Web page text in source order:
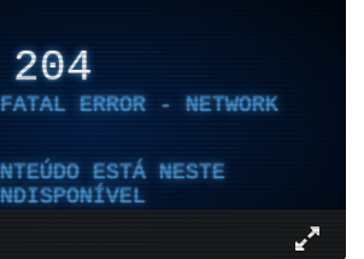
204
ERROR - NETWORK
ESTÁ NESTE